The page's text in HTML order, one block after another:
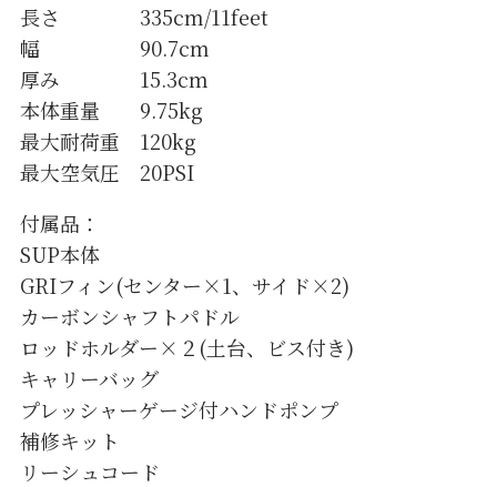
長さ 335cm/11feet
幅 90.7cm
厚み 15.3cm
本体重量 9.75kg
最大耐荷重 120kg
最大空気圧 20PSI
付属品：
SUP本体
GRIフィン(センター×1、サイド×2)
カーボンシャフトパドル
ロッドホルダー×２(土台、ビス付き)
キャリーバッグ
プレッシャーゲージ付ハンドポンプ
補修キット
リーシュコード